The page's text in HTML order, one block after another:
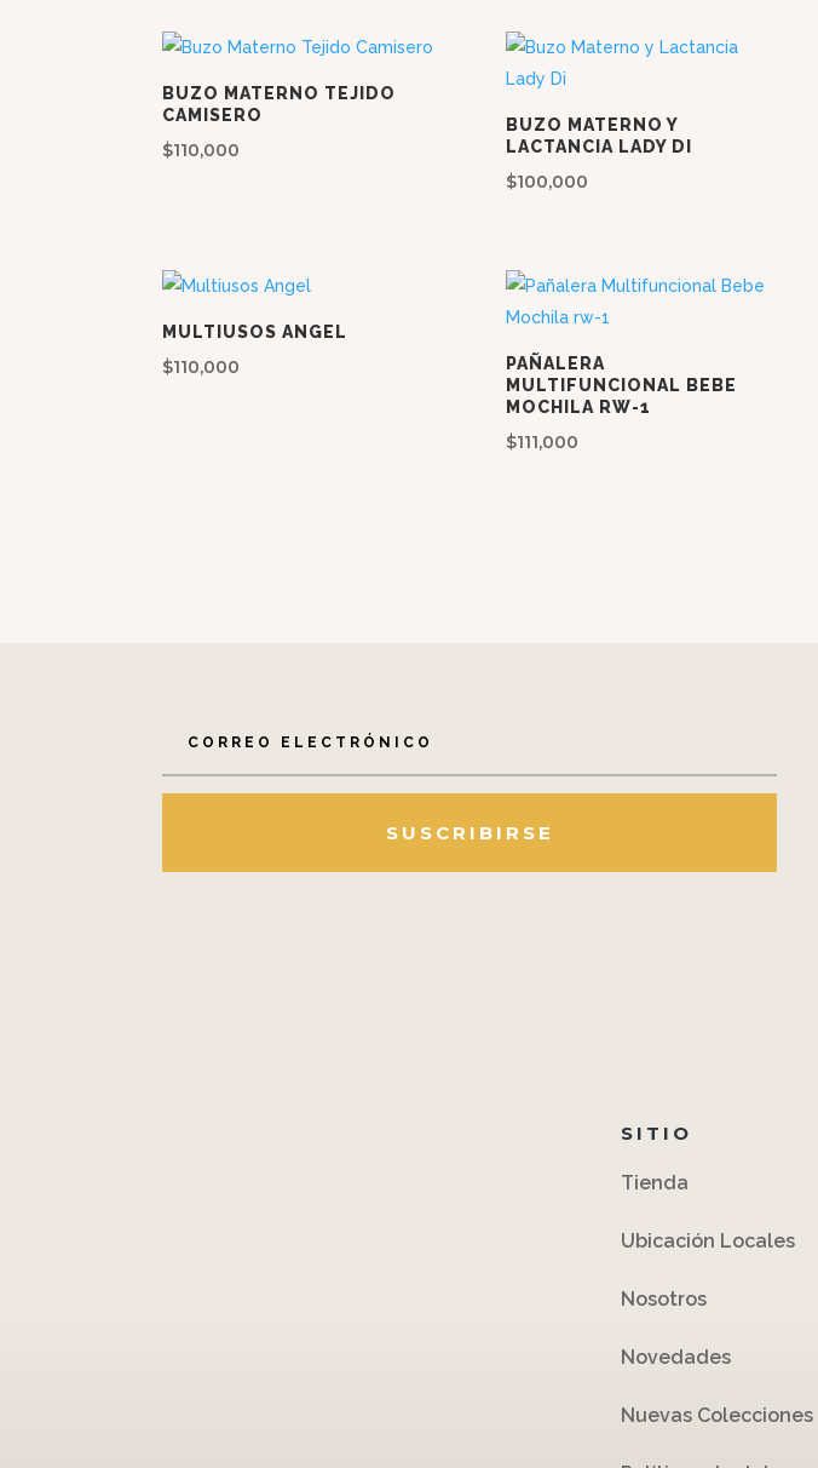
BUZO MATERNO TEJIDO
CAMISERO
$110,000
BUZO MATERNO Y
LACTANCIA LADY DI
$100,000
MULTIUSOS ANGEL
$110,000
PAÑALERA
MULTIFUNCIONAL BEBE
MOCHILA RW-1
$111,000
SUSCRIBIRSE
SITIO
Tienda
Ubicación Locales
Nosotros
Novedades
Nuevas Colecciones